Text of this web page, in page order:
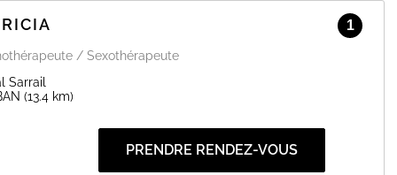
1
/ Sexothérapeute
Sarrail
(13.4 km)
PRENDRE RENDEZ-VOUS